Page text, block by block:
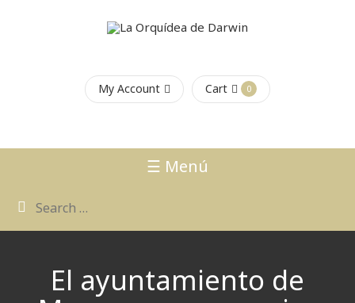
Cart 0
My Account
☰ Menú
El ayuntamiento de